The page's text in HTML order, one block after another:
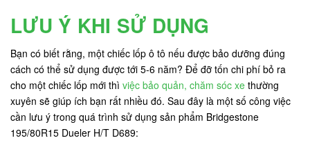
LƯU Ý KHI SỬ DỤNG
Bạn có biết rằng, một chiếc lốp ô tô nếu được bảo dưỡng đúng
cách có thể sử dụng được tới 5-6 năm? Để đỡ tốn chi phí bỏ ra
cho một chiếc lốp mới thì việc bảo quản, chăm sóc xe thường
xuyên sẽ giúp ích bạn rất nhiều đó. Sau đây là một số công việc
cần lưu ý trong quá trình sử dụng sản phẩm Bridgestone
195/80R15 Dueler H/T D689: